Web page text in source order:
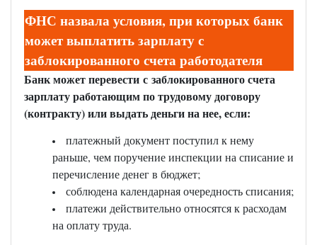
ФНС назвала условия, при которых банк
может выплатить зарплату с
заблокированного счета работодателя
Банк может перевести с заблокированного счета
зарплату работающим по трудовому договору
(контракту) или выдать деньги на нее, если:
платежный документ поступил к нему
раньше, чем поручение инспекции на списание и
перечисление денег в бюджет;
соблюдена календарная очередность списания;
платежи действительно относятся к расходам
на оплату труда.